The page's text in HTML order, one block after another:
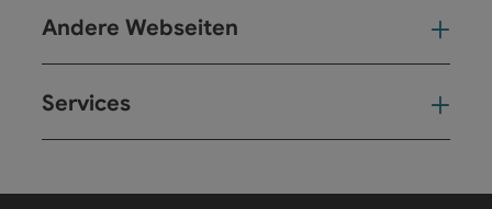
Andere Webseiten
Services